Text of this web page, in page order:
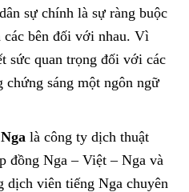
sự chính là sự ràng buộc
các bên đối với nhau. Vì
sức quan trọng đối với các
chứng sáng một ngôn ngữ
là công ty dịch thuật
đồng Nga – Việt – Nga và
dịch viên tiếng Nga chuyên